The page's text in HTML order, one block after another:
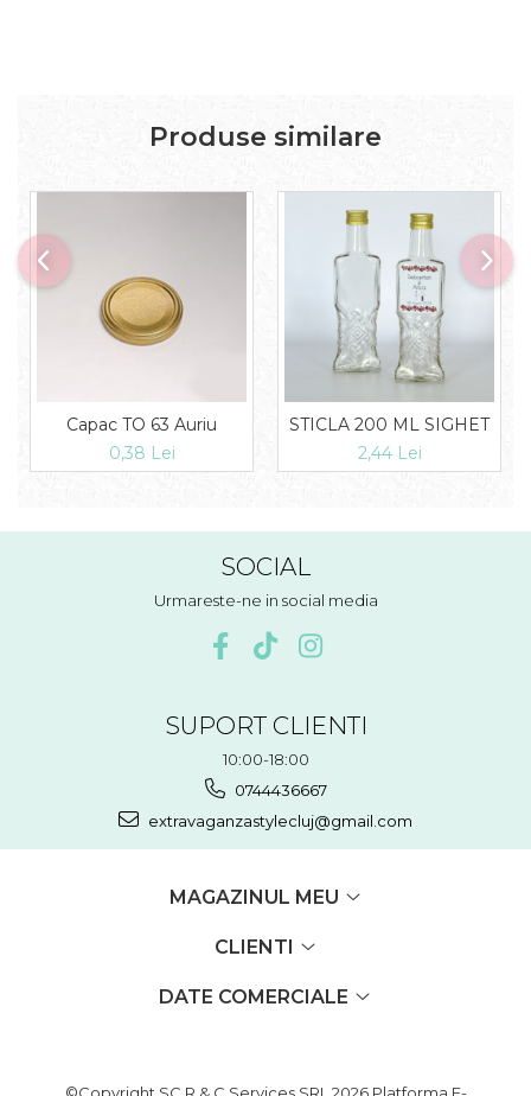
Produse similare
Capac TO 63 Auriu
0,38 Lei
STICLA 200 ML SIGHET
2,44 Lei
SOCIAL
Urmareste-ne in social media
SUPORT CLIENTI
10:00-18:00
0744436667
extravaganzastylecluj@gmail.com
MAGAZINUL MEU
CLIENTI
DATE COMERCIALE